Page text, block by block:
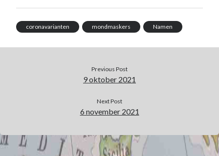
coronavarianten mondmaskers Namen
Previous Post
9 oktober 2021
Next Post
6 november 2021